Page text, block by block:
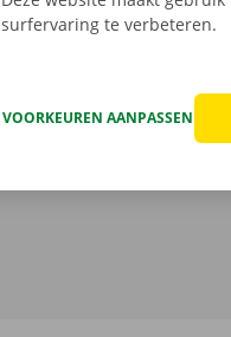
surfervaring te verbeteren.
VOORKEUREN AANPASSEN